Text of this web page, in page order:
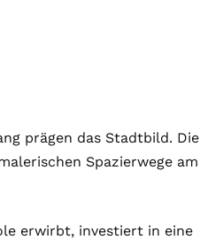
prägen das Stadtbild. Die
Spazierwege am
erwirbt, investiert in eine